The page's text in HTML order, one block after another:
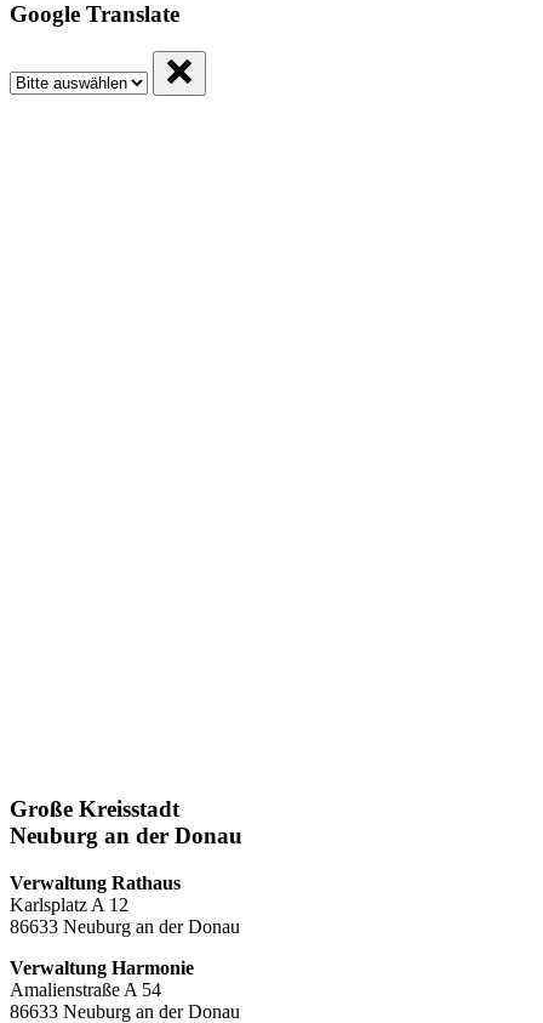
Google Translate
Große Kreisstadt
Neuburg an der Donau
Verwaltung Rathaus
Karlsplatz A 12
86633 Neuburg an der Donau
Verwaltung Harmonie
Amalienstraße A 54
86633 Neuburg an der Donau